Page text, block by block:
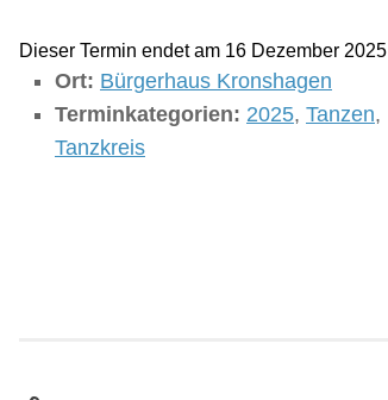
Dieser Termin endet am 16 Dezember 2025
Ort: Bürgerhaus Kronshagen
Terminkategorien: 2025, Tanzen,
Tanzkreis